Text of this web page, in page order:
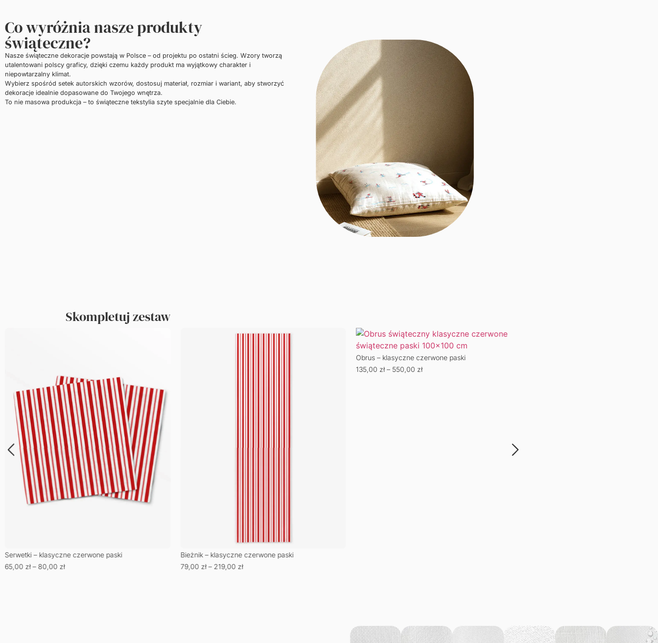
Co wyróżnia nasze produkty
świąteczne?
Nasze świąteczne dekoracje powstają w Polsce – od projektu po ostatni ścieg. Wzory tworzą
utalentowani polscy graficy, dzięki czemu każdy produkt ma wyjątkowy charakter i
niepowtarzalny klimat.
Wybierz spośród setek autorskich wzorów, dostosuj materiał, rozmiar i wariant, aby stworzyć
dekoracje idealnie dopasowane do Twojego wnętrza.
To nie masowa produkcja – to świąteczne tekstylia szyte specjalnie dla Ciebie.
Skompletuj zestaw
Serwetki – klasyczne czerwone paski
65,00 zł – 80,00 zł
Bieżnik – klasyczne czerwone paski
79,00 zł – 219,00 zł
Obrus – klasyczne czerwone paski
135,00 zł – 550,00 zł